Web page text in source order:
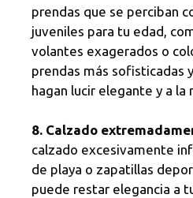
prendas que se perciban
juveniles para tu edad,
volantes exagerados o
prendas más sofisticadas
hagan lucir elegante y a la
8. Calzado
calzado excesivamente
de playa o zapatillas
puede restar elegancia a